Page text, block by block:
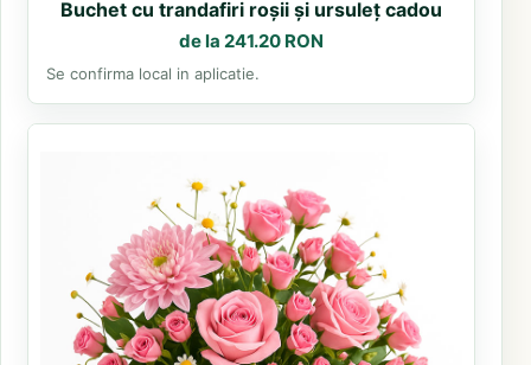
Buchet cu trandafiri roșii și ursuleț cadou
de la 241.20 RON
Se confirma local in aplicatie.